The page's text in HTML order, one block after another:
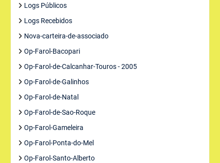
Logs Públicos
Logs Recebidos
Nova-carteira-de-associado
Op-Farol-Bacopari
Op-Farol-de-Calcanhar-Touros - 2005
Op-Farol-de-Galinhos
Op-Farol-de-Natal
Op-Farol-de-Sao-Roque
Op-Farol-Gameleira
Op-Farol-Ponta-do-Mel
Op-Farol-Santo-Alberto